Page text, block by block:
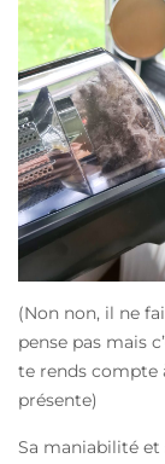
(Non non, il ne
pense pas mais
te rends compte
présente)
Sa maniabilité